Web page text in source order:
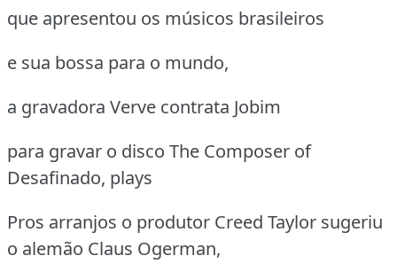
que apresentou os músicos brasileiros
e sua bossa para o mundo,
a gravadora Verve contrata Jobim
para gravar o disco The Composer of
Desafinado, plays
Pros arranjos o produtor Creed Taylor sugeriu
o alemão Claus Ogerman,